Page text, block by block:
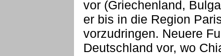
vor (Griechenland,
er bis in die Region
vorzudringen. Neuere
Deutschland vor, wo